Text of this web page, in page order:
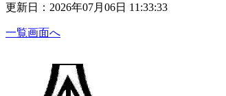
更新日：2026年07月06日 11:33:33
一覧画面へ